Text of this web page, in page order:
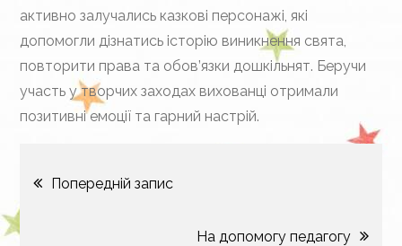
активно залучались казкові персонажі, які
допомогли дізнатись історію виникнення свята,
повторити права та обов’язки дошкільнят. Беручи
участь у творчих заходах вихованці отримали
позитивні емоції та гарний настрій.
Навігація
Попередній запис
На допомогу педагогу